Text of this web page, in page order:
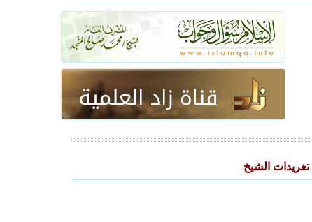
تغريدات الشيخ